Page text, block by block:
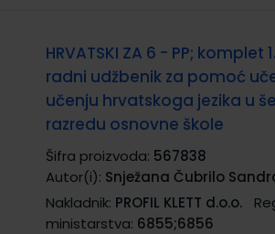
HRVATSKI ZA 6 - PP; komplet
radni udžbenik za pomoć
učenju hrvatskoga jezika u
razredu osnovne škole
Šifra proizvoda: 567838
Autor(i): Snježana Čubrilo
Nakladnik: PROFIL KLETT d.o.o.
ministarstva: 6855;6856